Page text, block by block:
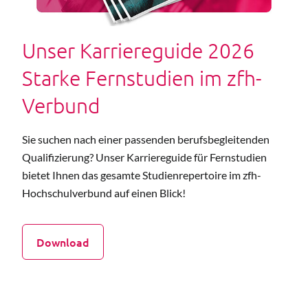
Unser Karriereguide 2026
Starke Fernstudien im zfh-
Verbund
Sie suchen nach einer passenden berufsbegleitenden
Qualifizierung? Unser Karriereguide für Fernstudien
bietet Ihnen das gesamte Studienrepertoire im zfh-
Hochschulverbund auf einen Blick!
Download